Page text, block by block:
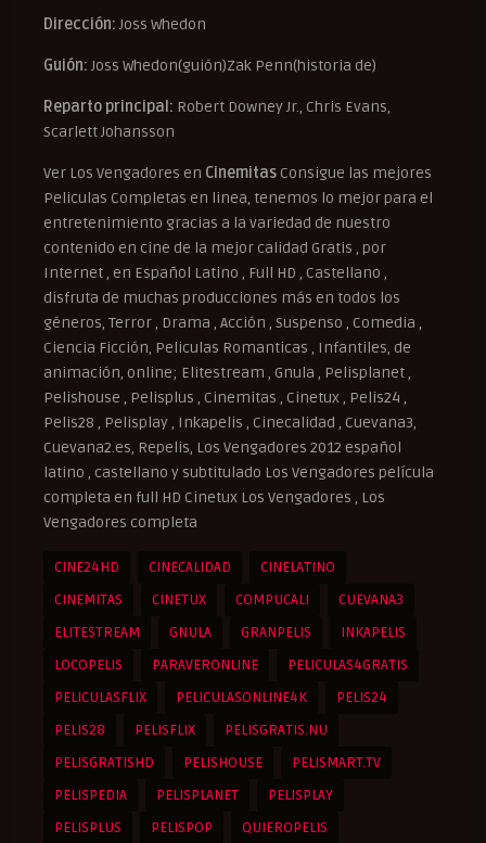
Dirección: Joss Whedon
Guión: Joss Whedon(guión)Zak Penn(historia de)
Reparto principal: Robert Downey Jr., Chris Evans,
Scarlett Johansson
Ver Los Vengadores en Cinemitas Consigue las mejores
Peliculas Completas en linea, tenemos lo mejor para el
entretenimiento gracias a la variedad de nuestro
contenido en cine de la mejor calidad Gratis , por
Internet , en Español Latino , Full HD , Castellano ,
disfruta de muchas producciones más en todos los
géneros, Terror , Drama , Acción , Suspenso , Comedia ,
Ciencia Ficción, Peliculas Romanticas , Infantiles, de
animación, online; Elitestream , Gnula , Pelisplanet ,
Pelishouse , Pelisplus , Cinemitas , Cinetux , Pelis24 ,
Pelis28 , Pelisplay , Inkapelis , Cinecalidad , Cuevana3,
Cuevana2.es, Repelis, Los Vengadores 2012 español
latino , castellano y subtitulado Los Vengadores película
completa en full HD Cinetux Los Vengadores , Los
Vengadores completa
CINE24HD CINECALIDAD
CINELATINO
CINEMITAS
CINETUX COMPUCALI
CUEVANA3
ELITESTREAM
GNULA GRANPELIS
INKAPELIS
LOCOPELIS
PARAVERONLINE
PELICULAS4GRATIS
PELICULASFLIX
PELICULASONLINE4K
PELIS24
PELIS28
PELISFLIX
PELISGRATIS.NU
PELISGRATISHD
PELISHOUSE
PELISMART.TV
PELISPEDIA
PELISPLANET
PELISPLAY
PELISPLUS
PELISPOP QUIEROPELIS